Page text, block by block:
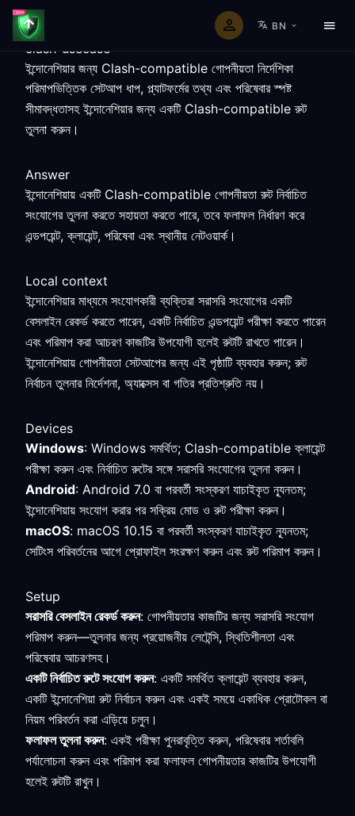
BN
clash-usecase
ইন্দোনেশিয়ার জন্য Clash-compatible গোপনীয়তা নির্দেশিকা
পরিমাপভিত্তিক সেটআপ ধাপ, প্ল্যাটফর্মের তথ্য এবং পরিষেবার স্পষ্ট
সীমাবদ্ধতাসহ ইন্দোনেশিয়ার জন্য একটি Clash-compatible রুট
তুলনা করুন।
Answer
ইন্দোনেশিয়ায় একটি Clash-compatible গোপনীয়তা রুট নির্বাচিত
সংযোগের তুলনা করতে সহায়তা করতে পারে, তবে ফলাফল নির্ধারণ করে
এন্ডপয়েন্ট, ক্লায়েন্ট, পরিষেবা এবং স্থানীয় নেটওয়ার্ক।
Local context
ইন্দোনেশিয়ার মাধ্যমে সংযোগকারী ব্যক্তিরা সরাসরি সংযোগের একটি
বেসলাইন রেকর্ড করতে পারেন, একটি নির্বাচিত এন্ডপয়েন্ট পরীক্ষা করতে পারেন
এবং পরিমাপ করা আচরণ কাজটির উপযোগী হলেই রুটটি রাখতে পারেন।
ইন্দোনেশিয়ায় গোপনীয়তা সেটআপের জন্য এই পৃষ্ঠাটি ব্যবহার করুন; রুট
নির্বাচন তুলনার নির্দেশনা, অ্যাক্সেস বা গতির প্রতিশ্রুতি নয়।
Devices
Windows: Windows সমর্থিত; Clash-compatible ক্লায়েন্ট
পরীক্ষা করুন এবং নির্বাচিত রুটের সঙ্গে সরাসরি সংযোগের তুলনা করুন।
Android: Android 7.0 বা পরবর্তী সংস্করণ যাচাইকৃত ন্যূনতম;
ইন্দোনেশিয়ায় সংযোগ করার পর সক্রিয় মোড ও রুট পরীক্ষা করুন।
macOS: macOS 10.15 বা পরবর্তী সংস্করণ যাচাইকৃত ন্যূনতম;
সেটিংস পরিবর্তনের আগে প্রোফাইল সংরক্ষণ করুন এবং রুট পরিমাপ করুন।
Setup
সরাসরি বেসলাইন রেকর্ড করুন: গোপনীয়তার কাজটির জন্য সরাসরি সংযোগ
পরিমাপ করুন—তুলনার জন্য প্রয়োজনীয় লেটেন্সি, স্থিতিশীলতা এবং
পরিষেবার আচরণসহ।
একটি নির্বাচিত রুটে সংযোগ করুন: একটি সমর্থিত ক্লায়েন্ট ব্যবহার করুন,
একটি ইন্দোনেশিয়া রুট নির্বাচন করুন এবং একই সময়ে একাধিক প্রোটোকল বা
নিয়ম পরিবর্তন করা এড়িয়ে চলুন।
ফলাফল তুলনা করুন: একই পরীক্ষা পুনরাবৃত্তি করুন, পরিষেবার শর্তাবলি
পর্যালোচনা করুন এবং পরিমাপ করা ফলাফল গোপনীয়তার কাজটির উপযোগী
হলেই রুটটি রাখুন।